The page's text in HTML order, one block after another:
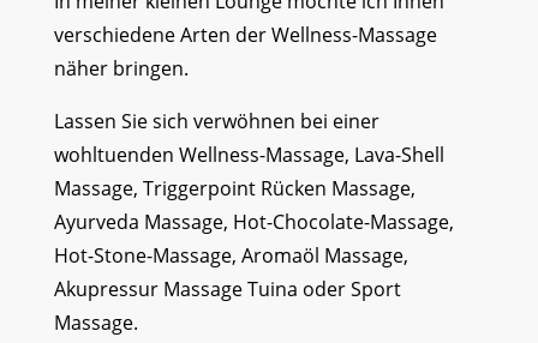
verschiedene Arten der Wellness-Massage
näher bringen.
Lassen Sie sich verwöhnen bei einer
wohltuenden Wellness-Massage, Lava-Shell
Massage, Triggerpoint Rücken Massage,
Ayurveda Massage, Hot-Chocolate-Massage,
Hot-Stone-Massage, Aromaöl Massage,
Akupressur Massage Tuina oder Sport
Massage.